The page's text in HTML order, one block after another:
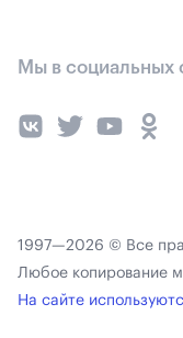
Мы в социальных
1997—2026 © Все
Любое копирование
На сайте